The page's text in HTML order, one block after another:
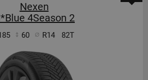
Nexen
4Season 2
60 R14 82T